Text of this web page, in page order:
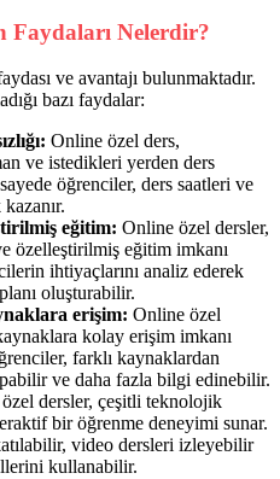
Faydaları Nelerdir?
ve avantajı bulunmaktadır.
bazı faydalar:
Online özel ders,
ve istedikleri yerden ders
öğrenciler, ders saatleri ve
eğitim: Online özel dersler,
özelleştirilmiş eğitim imkanı
ihtiyaçlarını analiz ederek
oluşturabilir.
erişim: Online özel
kolay erişim imkanı
farklı kaynaklardan
ve daha fazla bilgi edinebilir.
dersler, çeşitli teknolojik
bir öğrenme deneyimi sunar.
video dersleri izleyebilir
kullanabilir.